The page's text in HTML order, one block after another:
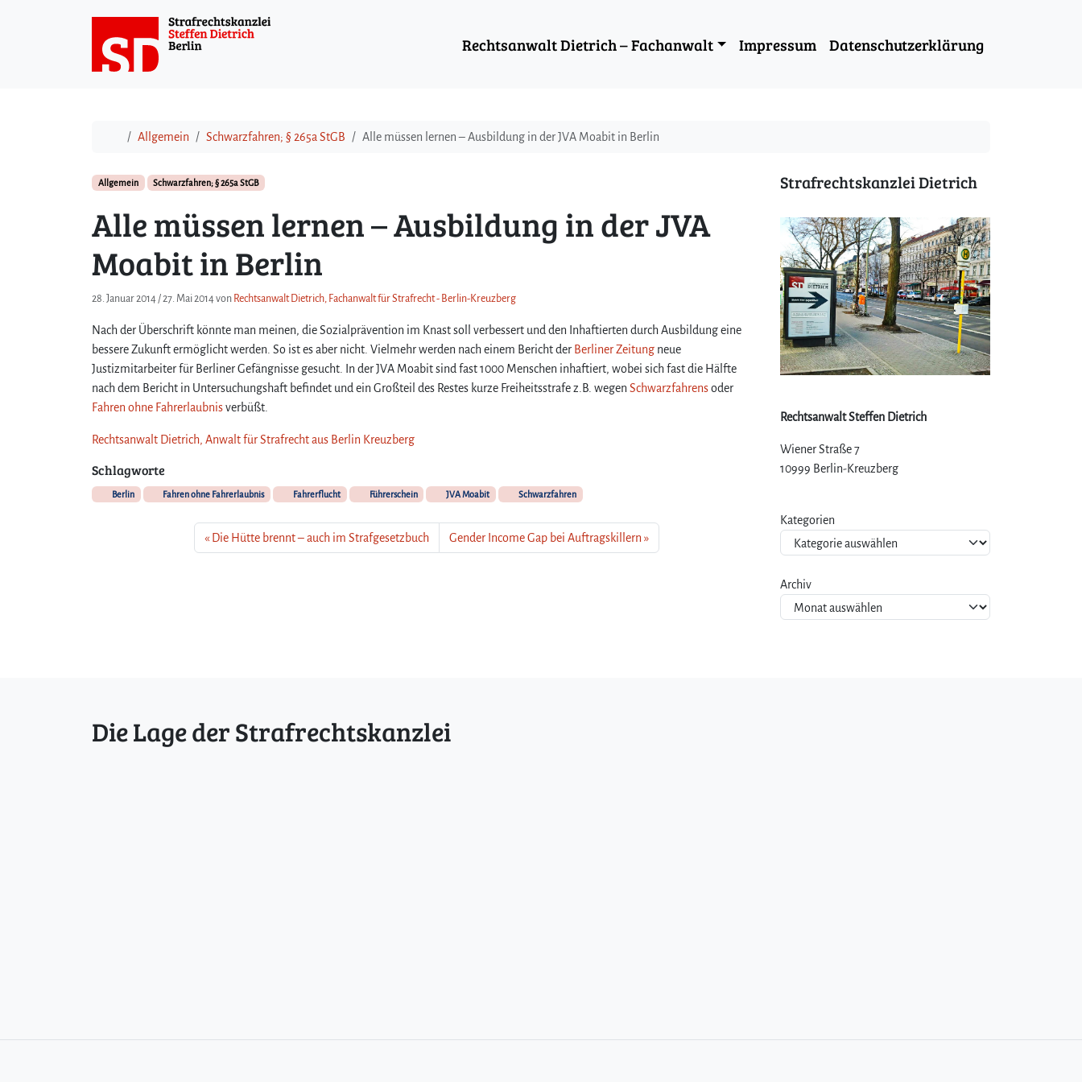
Rechtsanwalt Dietrich – Fachanwalt Impressum Datenschutzerklärung
StartAllgemein Schwarzfahren; § 265a StGB Alle müssen lernen – Ausbildung in der JVA Moabit in Berlin
Allgemein Schwarzfahren; § 265a StGB
Alle müssen lernen – Ausbildung in der JVA
Moabit in Berlin
28. Januar 2014 /27. Mai 2014von Rechtsanwalt Dietrich, Fachanwalt für Strafrecht - Berlin-Kreuzberg
Nach der Überschrift könnte man meinen, die Sozialprävention im Knast soll verbessert und den Inhaftierten durch Ausbildung eine
bessere Zukunft ermöglicht werden. So ist es aber nicht. Vielmehr werden nach einem Bericht der Berliner Zeitung neue
Justizmitarbeiter für Berliner Gefängnisse gesucht. In der JVA Moabit sind fast 1000 Menschen inhaftiert, wobei sich fast die Hälfte
nach dem Bericht in Untersuchungshaft befindet und ein Großteil des Restes kurze Freiheitsstrafe z.B. wegen Schwarzfahrensoder
Fahren ohne Fahrerlaubnisverbüßt.
Rechtsanwalt Dietrich, Anwalt für Strafrecht aus Berlin Kreuzberg
Schlagworte
Berlin Fahren ohne Fahrerlaubnis Fahrerflucht Führerschein JVA Moabit Schwarzfahren
Die Hütte brennt – auch im Strafgesetzbuch Gender Income Gap bei Auftragskillern
Strafrechtskanzlei Dietrich
Rechtsanwalt Steffen Dietrich
Wiener Straße 7
10999 Berlin-Kreuzberg
Kategorien
Archiv
Die Lage der Strafrechtskanzlei